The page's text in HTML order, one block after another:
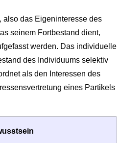
also das Eigeninteresse des
seinem Fortbestand dient,
werden. Das individuelle
des Individuums selektiv
als den Interessen des
eines Partikels